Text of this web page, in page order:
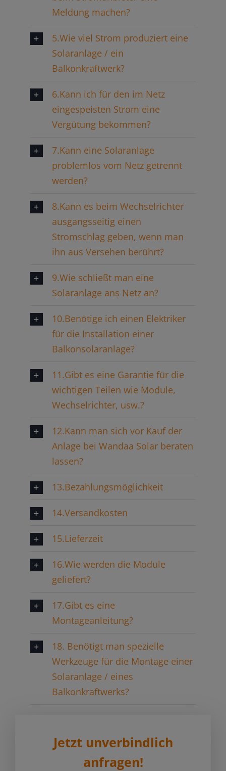
Meldung machen?
5.Wie viel Strom produziert eine
Solaranlage / ein
Balkonkraftwerk?
6.Kann ich für den im Netz
eingespeisten Strom eine
Vergütung bekommen?
7.Kann eine Solaranlage
problemlos vom Netz getrennt
werden?
8.Kann es beim Wechselrichter
ausgangsseitig einen
Stromschlag geben, wenn man
ihn aus Versehen berührt?
9.Wie schließt man eine
Solaranlage ans Netz an?
10.Benötige ich einen Elektriker
für die Installation einer
Balkonsolaranlage?
11.Gibt es eine Garantie für die
wichtigen Teilen wie Module,
Wechselrichter, usw.?
12.Kann man sich vor Kauf der
Anlage bei Wandaa Solar beraten
lassen?
13.Bezahlungsmöglichkeit
14.Versandkosten
15.Lieferzeit
16.Wie werden die Module
geliefert?
17.Gibt es eine
Montageanleitung?
18. Benötigt man spezielle
Werkzeuge für die Montage einer
Solaranlage / eines
Balkonkraftwerks?
Jetzt unverbindlich
anfragen!